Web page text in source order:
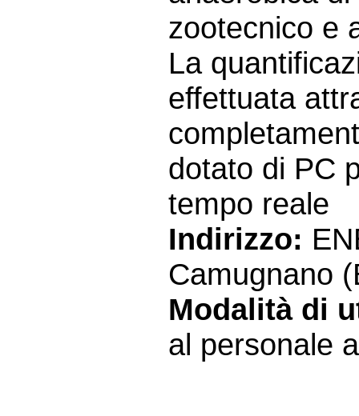
zootecnico e
La
effettuata
dotato di PC
tempo reale
Indirizzo:
Camugnano
Modalità di
al personale